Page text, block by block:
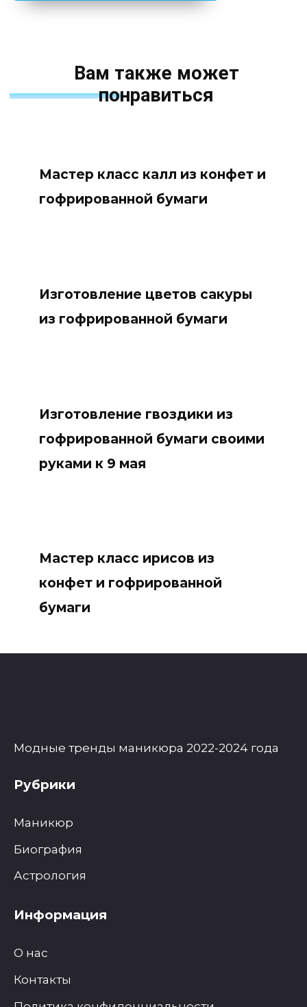
Вам также может
понравиться
Мастер класс калл из конфет и
гофрированной бумаги
Изготовление цветов сакуры
из гофрированной бумаги
Изготовление гвоздики из
гофрированной бумаги своими
руками к 9 мая
Мастер класс ирисов из
конфет и гофрированной
бумаги
Модные тренды маникюра 2022-2024 года
Рубрики
Маникюр
Биография
Астрология
Информация
О нас
Контакты